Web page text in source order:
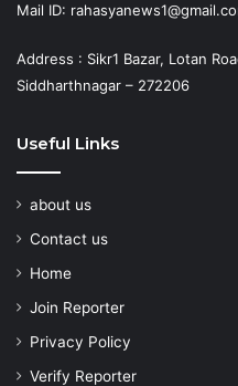
Mail ID:
Address : Sikr1 Bazar, Lotan
Siddharthnagar – 272206
Useful Links
about us
Contact us
Home
Join Reporter
Privacy Policy
Verify Reporter